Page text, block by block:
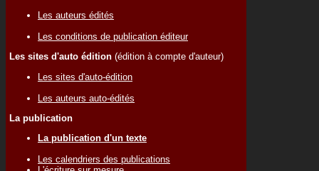
Les auteurs édités
Les conditions de publication éditeur
Les sites d'auto édition (édition à compte d'auteur)
Les sites d'auto-édition
Les auteurs auto-édités
La publication
La publication d'un texte
Les calendriers des publications